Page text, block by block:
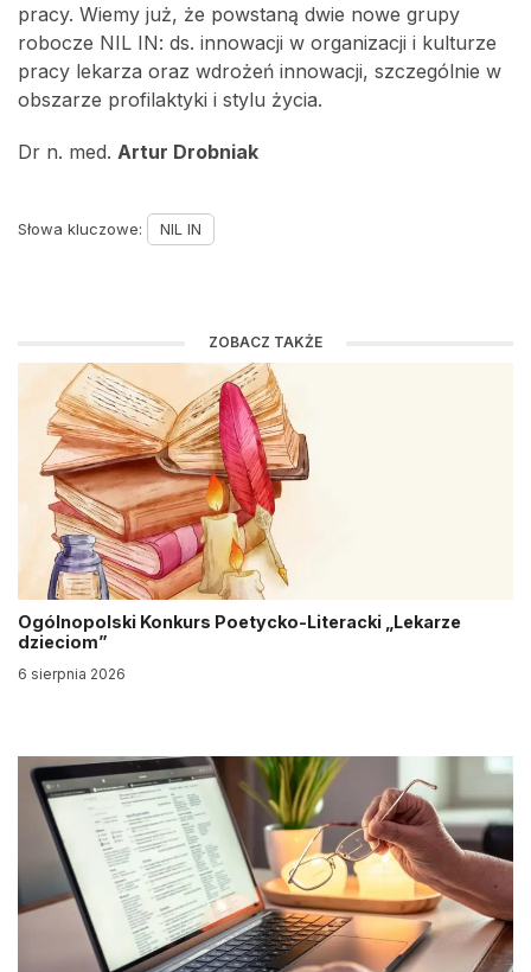
pracy. Wiemy już, że powstaną dwie nowe grupy
robocze NIL IN: ds. innowacji w organizacji i kulturze
pracy lekarza oraz wdrożeń innowacji, szczególnie w
obszarze profilaktyki i stylu życia.
Dr n. med. Artur Drobniak
Słowa kluczowe: NIL IN
ZOBACZ TAKŻE
Ogólnopolski Konkurs Poetycko-Literacki „Lekarze
dzieciom”
6 sierpnia 2026